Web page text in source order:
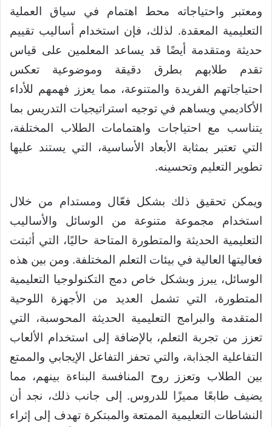
ومعتبر واحتياجاته محط اهتمام في سياق العملية
التعليمية المعقدة. لذلك، فإن استخدام أساليب تقييم
حديثة ومتقدمة أيضًا قد يساعد المعلمين على قياس
تقدم طلابهم بطرق دقيقة وموضوعية تعكس
احتياجاتهم الفريدة والمتنوعة، مما يعزز فهمهم للأداء
الأكاديمي ويساهم في توجيه استراتيجيات التدريس بما
يتناسب مع احتياجات واهتمامات الطلاب المختلفة،
التي تعتبر بمثابة الأبعاد الأساسية، التي يستند عليها
تطوير التعليم وتحسينه.
ويمكن تحقيق ذلك بشكل فعّال ومستدام من خلال
استخدام مجموعة متنوعة من الوسائل والأساليب
التعليمية الحديثة والمتطورة المتاحة حاليًا، التي أثبتت
فعاليتها العالية في بيئات التعلم المختلفة. ومن بين هذه
الوسائل، يبرز وبشكل خاص دمج التكنولوجيا التعليمية
المتطورة، التي تشمل العديد من الأجهزة اللوحية
المتقدمة والبرامج التعليمية الحديثة المحوسبة، التي
تعزز من تجربة التعلم، بالإضافة إلى استخدام الألعاب
التفاعلية الجذابة، والتي تحفز التفاعل الإيجابي والممتع
بين الطلاب وتعزز روح المنافسة البناءة بينهم، مما
يضيف طابعًا مميزًا للدروس. إلى جانب ذلك، نجد أن
النشاطات التعليمية الممتعة والمبتكرة تهدف إلى إثراء